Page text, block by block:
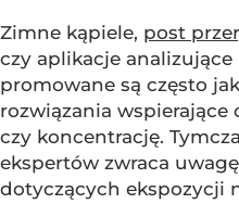
Zimne kąpiele, post
czy aplikacje
promowane są często
rozwiązania
czy koncentrację.
ekspertów zwraca
dotyczących ekspozycji